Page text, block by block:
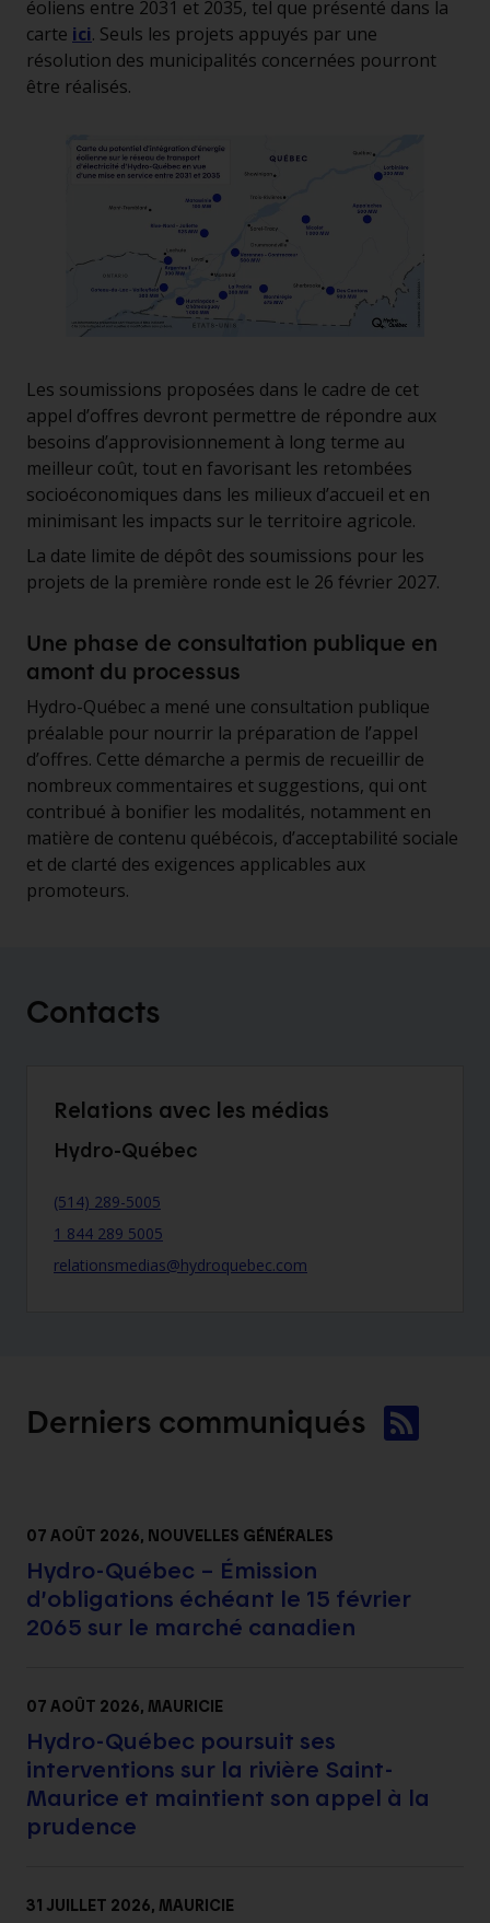
éoliens entre 2031 et 2035, tel que présenté dans la
carte ici. Seuls les projets appuyés par une
résolution des municipalités concernées pourront
être réalisés.
Les soumissions proposées dans le cadre de cet
appel d’offres devront permettre de répondre aux
besoins d’approvisionnement à long terme au
meilleur coût, tout en favorisant les retombées
socioéconomiques dans les milieux d’accueil et en
minimisant les impacts sur le territoire agricole.
La date limite de dépôt des soumissions pour les
projets de la première ronde est le 26 février 2027.
Une phase de consultation publique en
amont du processus
Hydro-Québec a mené une consultation publique
préalable pour nourrir la préparation de l’appel
d’offres. Cette démarche a permis de recueillir de
nombreux commentaires et suggestions, qui ont
contribué à bonifier les modalités, notamment en
matière de contenu québécois, d’acceptabilité sociale
et de clarté des exigences applicables aux
promoteurs.
Contacts
Relations avec les médias
Hydro-Québec
(514) 289-5005
1 844 289 5005
relationsmedias@hydroquebec.com
Derniers communiqués
07 AOÛT 2026, NOUVELLES GÉNÉRALES
Hydro-Québec – Émission
d’obligations échéant le 15 février
2065 sur le marché canadien
07 AOÛT 2026, MAURICIE
Hydro-Québec poursuit ses
interventions sur la rivière Saint-
Maurice et maintient son appel à la
prudence
31 JUILLET 2026, MAURICIE